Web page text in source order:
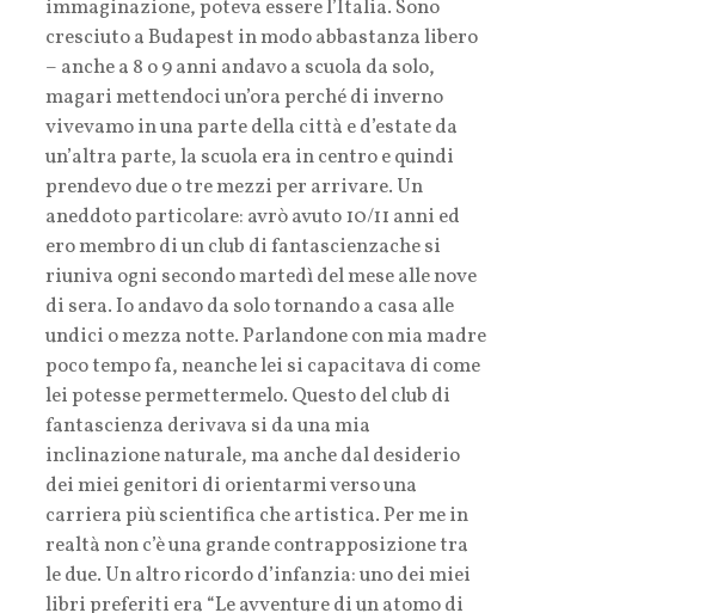
immaginazione, poteva essere l’Italia. Sono
cresciuto a Budapest in modo abbastanza libero
– anche a 8 o 9 anni andavo a scuola da solo,
magari mettendoci un’ora perché di inverno
vivevamo in una parte della città e d’estate da
un’altra parte, la scuola era in centro e quindi
prendevo due o tre mezzi per arrivare. Un
aneddoto particolare: avrò avuto 10/11 anni ed
ero membro di un club di fantascienzache si
riuniva ogni secondo martedì del mese alle nove
di sera. Io andavo da solo tornando a casa alle
undici o mezza notte. Parlandone con mia madre
poco tempo fa, neanche lei si capacitava di come
lei potesse permettermelo. Questo del club di
fantascienza derivava si da una mia
inclinazione naturale, ma anche dal desiderio
dei miei genitori di orientarmi verso una
carriera più scientifica che artistica. Per me in
realtà non c’è una grande contrapposizione tra
le due. Un altro ricordo d’infanzia: uno dei miei
libri preferiti era “Le avventure di un atomo di